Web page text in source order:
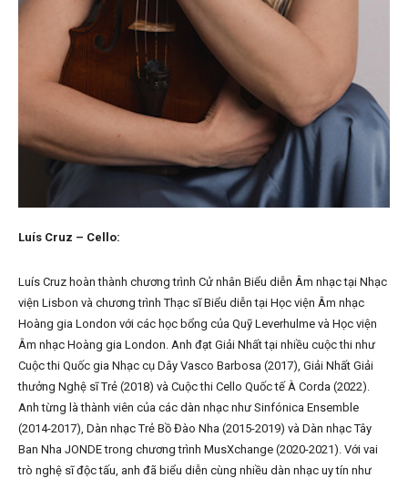
Luís Cruz – Cello:
Luís Cruz hoàn thành chương trình Cử nhân Biểu diễn Âm nhạc tại Nhạc
viện Lisbon và chương trình Thạc sĩ Biểu diễn tại Học viện Âm nhạc
Hoàng gia London với các học bổng của Quỹ Leverhulme và Học viện
Âm nhạc Hoàng gia London. Anh đạt Giải Nhất tại nhiều cuộc thi như
Cuộc thi Quốc gia Nhạc cụ Dây Vasco Barbosa (2017), Giải Nhất Giải
thưởng Nghệ sĩ Trẻ (2018) và Cuộc thi Cello Quốc tế À Corda (2022).
Anh từng là thành viên của các dàn nhạc như Sinfónica Ensemble
(2014-2017), Dàn nhạc Trẻ Bồ Đào Nha (2015-2019) và Dàn nhạc Tây
Ban Nha JONDE trong chương trình MusXchange (2020-2021). Với vai
trò nghệ sĩ độc tấu, anh đã biểu diễn cùng nhiều dàn nhạc uy tín như